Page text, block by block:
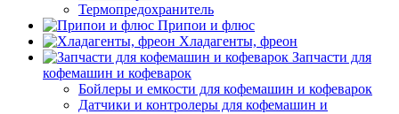
Термопредохранитель
Припои и флюс
Хладагенты, фреон
Запчасти для
кофемашин и кофеварок
Бойлеры и емкости для кофемашин и кофеварок
Датчики и контролеры для кофемашин и